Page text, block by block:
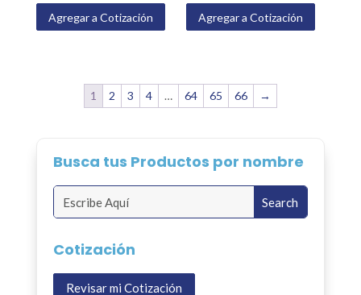
Agregar a Cotización Agregar a Cotización
1 2 3 4 … 64 65 66 →
Busca tus Productos por nombre
Cotización
Revisar mi Cotización